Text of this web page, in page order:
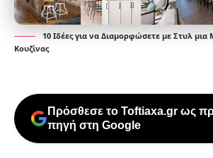
10 Ιδέες για να Διαμορφώσετε με Στυλ
Κουζίνας
Πρόσθεσε το Toftiaxa.gr ως
πηγή στη Google